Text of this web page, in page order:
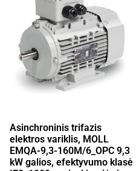
Asinchroninis trifazis
elektros variklis, MOLL
EMQA-9,3-160M/6_OPC 9,3
kW galios, efektyvumo klasė